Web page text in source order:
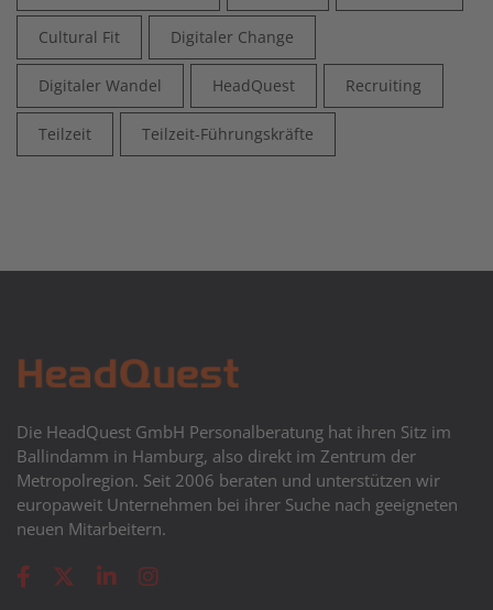
Cultural Fit Digitaler Change
Digitaler Wandel HeadQuest Recruiting
Teilzeit Teilzeit-Führungskräfte
Die HeadQuest GmbH Personalberatung hat ihren Sitz im
Ballindamm in Hamburg, also direkt im Zentrum der
Metropolregion. Seit 2006 beraten und unterstützen wir
europaweit Unternehmen bei ihrer Suche nach geeigneten
neuen Mitarbeitern.